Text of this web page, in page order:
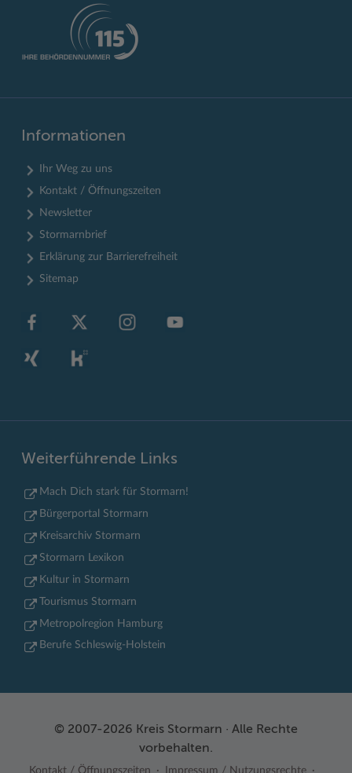
Informationen
Ihr Weg zu uns
Kontakt / Öffnungszeiten
Newsletter
Stormarnbrief
Erklärung zur Barrierefreiheit
Sitemap
Weiterführende Links
Mach Dich stark für Stormarn!
Bürgerportal Stormarn
Kreisarchiv Stormarn
Stormarn Lexikon
Kultur in Stormarn
Tourismus Stormarn
Metropolregion Hamburg
Berufe Schleswig-Holstein
© 2007-2026 Kreis Stormarn · Alle Rechte
vorbehalten.
Kontakt / Öffnungszeiten Impressum / Nutzungsrechte